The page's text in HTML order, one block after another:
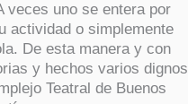
veces uno se entera por
actividad o simplemente
De esta manera y con
y hechos varios dignos
Teatral de Buenos